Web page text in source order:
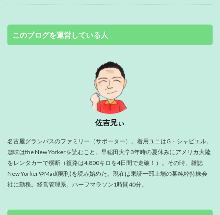
このブログを運営している人
佐吉兄ぃ
名古屋グランパスのファミリー（サポーター）。着用ユニはG・シャビエル。
趣味はthe New Yorkerを読むこと。早稲田大学3年時の夏休みにアメリカ大陸
をレンタカーで横断（復路は4,800キロを4日間で走破！）。その時、雑誌
New YorkerやMad(廃刊)を読み始めた。現在は東証一部上場の某純粋持株会
社に勤務。経営管理系。ハーフマラソン1時間40分。